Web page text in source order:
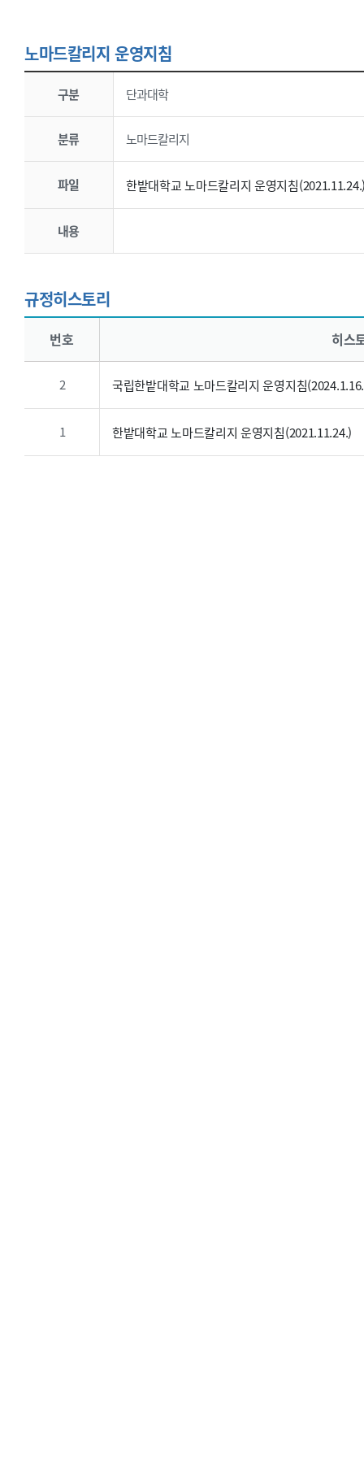
노마드칼리지 운영지침
노마드칼리지 운영지침 > 한밭대학교 노마드칼리지 운영지침(2021.11.24.) >학칙규정 표
- 노마드칼리지 운영지침 > 한밭대학교 노마드칼리지 운영지침(2021.11.24.) >학칙규정 상세 표로 문서구분, 규정명, 파일, 개정 내용을 제공합니다.
구분
단과대학
분류 노마드칼리지
파일 한밭대학교 노마드칼리지 운영지침
내용
규정히스토리
학칙규정 표
- 학칙규정 표로 번호, 히스토리명, 개정일시의 내용을 제공합니다.
번호 히스
2 국립한밭대학교 노마드칼리지 운영지침
1 한밭대학교 노마드칼리지 운영지침(2021.11.24.)